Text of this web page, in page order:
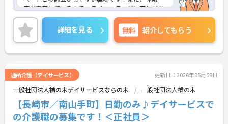
度が充実しているので、ライフステージに変化があ
った際も安心です♪ご興味のある方はご面接のポイ
ントお伝えしますのでご気軽にお問い合わせくださ
い。
詳細を見る 無料 紹介してもらう
通所介護（デイサービス） 更新日：2026年05月09日
一般社団法人楢の木デイサービスならの木 一般社団法人楢の木
【長崎市／南山手町】日勤のみ♪デイサービスで
の介護職の募集です！＜正社員＞